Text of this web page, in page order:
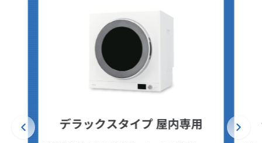
デラックスタイプ 屋内専用